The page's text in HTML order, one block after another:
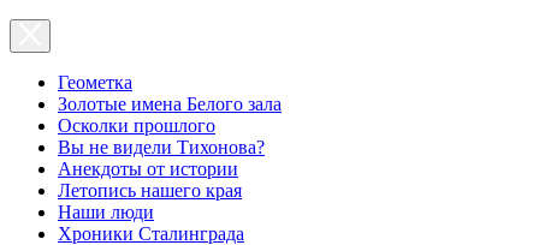
Геометка
Золотые имена Белого зала
Осколки прошлого
Вы не видели Тихонова?
Анекдоты от истории
Летопись нашего края
Наши люди
Хроники Сталинграда